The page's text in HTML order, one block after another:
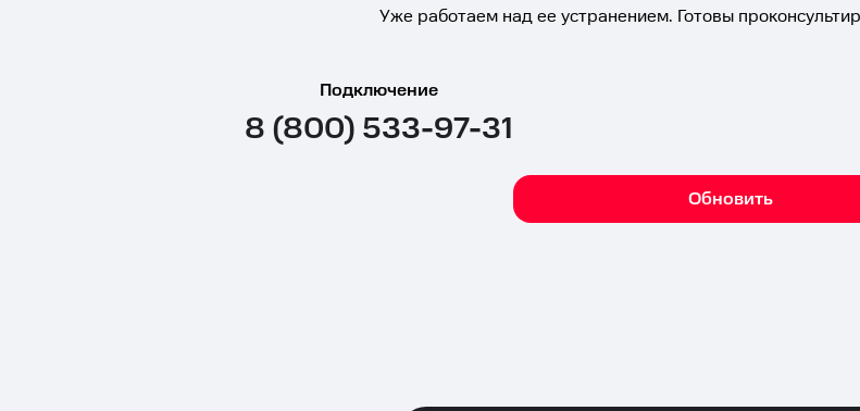
Уже работаем над ее устранением. Готовы
Подключение
8 (800) 533-97-31
Обновить